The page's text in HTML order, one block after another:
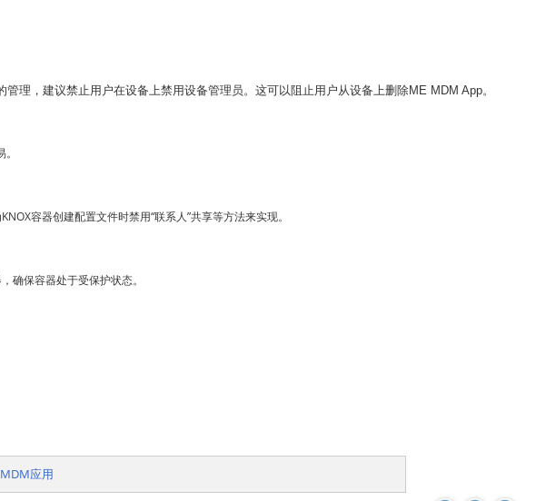
理，建议禁止用户在设备上禁用设备管理员。这可以阻止用户从设备上删除ME MDM App。
容器创建配置文件时禁用“联系人”共享等方法来实现。
确保容器处于受保护状态。
应用